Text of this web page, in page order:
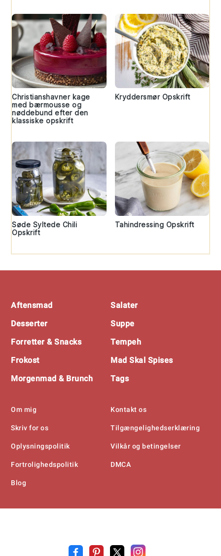
Christianshavner kage
med bærmousse og
nøddebund efter den
klassiske opskrift
Kryddersmør Opskrift
Søde Syltede Chili
Opskrift
Tahindressing Opskrift
Aftensmad
Desserter
Forretter & Snacks
Frokost
Morgenmad & Brunch
Salater
Suppe
Tempeh
Mad Skal Spises
Tags
Om mig
Skriv for os
Oplysningspolitik
Fortrolighedspolitik
Blog
Kontakt os
Tilgængelighedserklæring
Vilkår og betingelser
DMCA
Opskrift